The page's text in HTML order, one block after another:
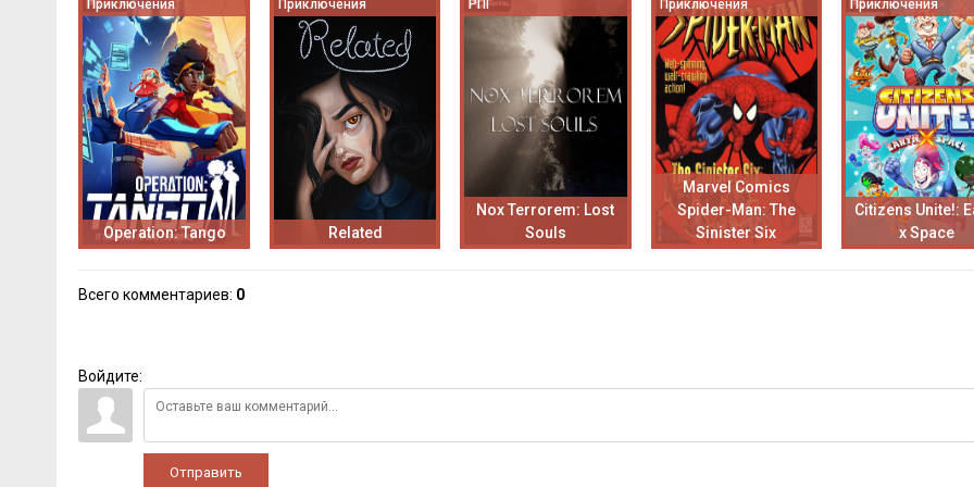
Приключения
Operation: Tango
Приключения
Related
РПГ
Nox Terrorem: Lost
Souls
Приключения
Marvel Comics
Spider-Man: The
Sinister Six
Приключения
Citizens Unite!:
x Space
Всего комментариев: 0
Войдите:
Отправить